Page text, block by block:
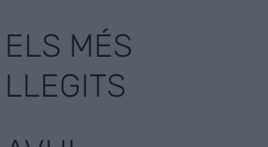
ELS MÉS
LLEGITS